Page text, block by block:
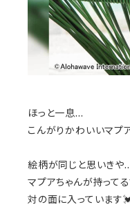
ほっと一息…
こんがりかわいいマプ
絵柄が同じと思いきや
マプアちゃんが持って
対の面に入っています